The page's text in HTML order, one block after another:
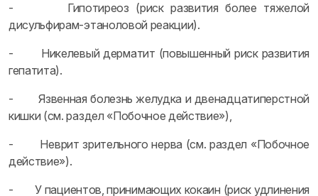
- Гипотиреоз (риск развития более тяжелой
дисульфирам-этаноловой реакции).
- Никелевый дерматит (повышенный риск развития
гепатита).
- Язвенная болезнь желудка и двенадцатиперстной
кишки (см. раздел «Побочное действие»),
- Неврит зрительного нерва (см. раздел «Побочное
действие»).
- У пациентов, принимающих кокаин (риск удлинения